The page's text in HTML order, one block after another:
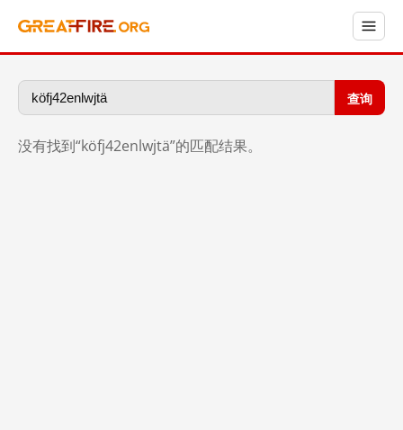
查询
没有找到“köfj42enlwjtä”的匹配结果。